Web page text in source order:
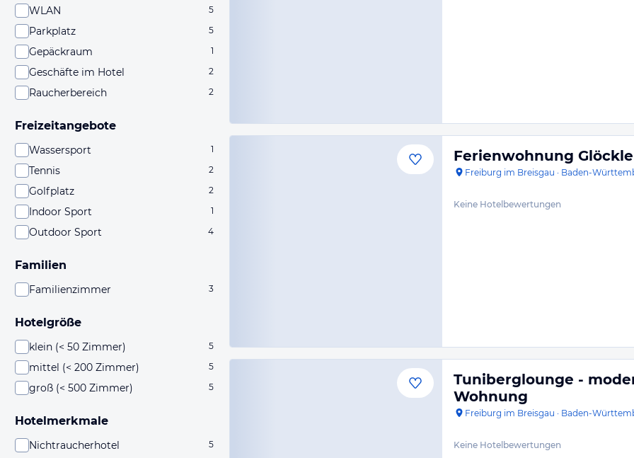
WLAN 5
Parkplatz 5
Gepäckraum 1
Geschäfte im Hotel 2
Raucherbereich 2
Freizeitangebote
Wassersport 1
Tennis 2
Golfplatz 2
Indoor Sport 1
Outdoor Sport 4
Familien
Familienzimmer 3
Hotelgröße
klein (< 50 Zimmer) 5
mittel (< 200 Zimmer) 5
groß (< 500 Zimmer) 5
Hotelmerkmale
Nichtraucherhotel 5
Ferienwohnung
Freiburg im Breisgau · Baden-
Keine Hotelbewertungen
Tuniberglounge -
Wohnung
Freiburg im Breisgau · Baden-
Keine Hotelbewertungen